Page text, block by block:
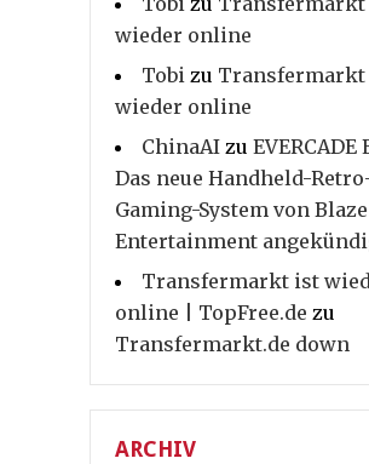
wieder online
Tobi zu
wieder online
ChinaAI zu EVERCADE
Das neue Handheld-
Gaming-System von Blaze
Entertainment
Transfermarkt ist
online | TopFree.de zu
Transfermarkt.de down
ARCHIV